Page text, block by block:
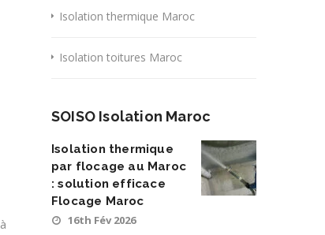
Isolation thermique Maroc
Isolation toitures Maroc
SOISO Isolation Maroc
Isolation thermique
par flocage au Maroc
: solution efficace
Flocage Maroc
16th Fév 2026